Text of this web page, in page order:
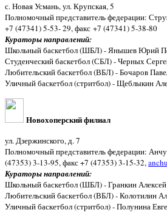
с. Новая Усмань, ул. Крупская, 5
Полномочный представитель федерации:
+7 (47341) 5-53- 29, факс +7 (47341) 5-38-80
Кураторы направлений:
Школьный баскетбол (ШБЛ) - Янышев Юрий
Студенческий баскетбол (СБЛ) - Черных
Любительский баскетбол (ВБЛ) - Бочаров
Уличный баскетбол (стритбол) - Щеблыкин
Новохоперский филиал
ул. Дзержинского, д. 7
Полномочный представитель федерации:
(47353) 3-13-95, факс +7 (47353) 3-15-32,
Кураторы направлений:
Школьный баскетбол (ШБЛ) - Гранкин
Любительский баскетбол (ВБЛ) - Колотилин
Уличный баскетбол (стритбол) - Полунина